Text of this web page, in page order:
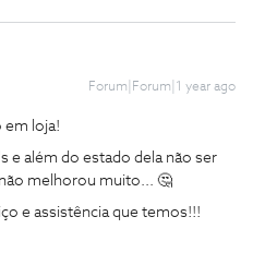
Forum|Forum|1 year ago
em loja!
e além do estado dela não ser
melhorou muito... 🤔
e assistência que temos!!!